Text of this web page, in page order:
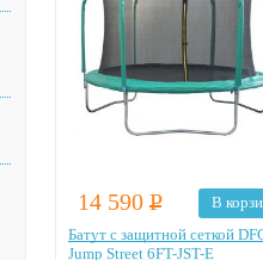
14 590 Р
В
Батут с защитной сеткой
Jump Street 6FT-JST-E